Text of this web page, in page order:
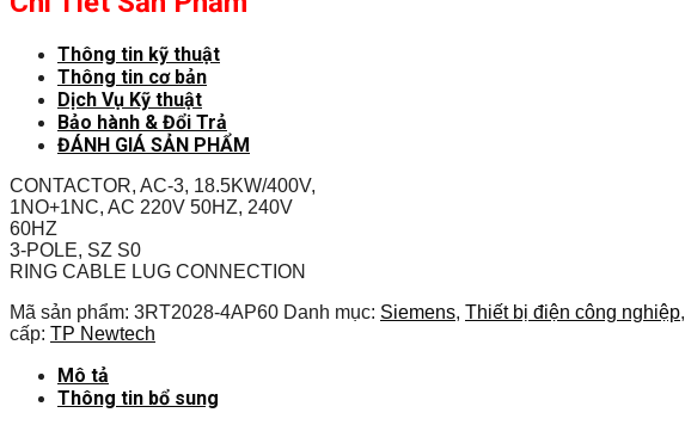
Thông tin kỹ thuật
Thông tin cơ bản
Dịch Vụ Kỹ thuật
Bảo hành & Đổi Trả
ĐÁNH GIÁ SẢN PHẨM
CONTACTOR, AC-3, 18.5KW/400V,
1NO+1NC, AC 220V 50HZ, 240V
60HZ
3-POLE, SZ S0
RING CABLE LUG CONNECTION
Mã sản phẩm: 3RT2028-4AP60 Danh mục: Siemens, Thiết bị điện công nghiệp,
cấp: TP Newtech
Mô tả
Thông tin bổ sung